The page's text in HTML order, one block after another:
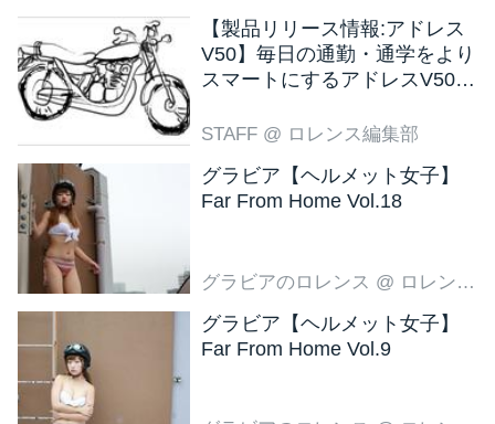
【製品リリース情報:アドレス
V50】毎日の通勤・通学をより
スマートにするアドレスV50
STAFF @ ロレンス編集部
グラビア【ヘルメット女子】
Far From Home Vol.18
グラビアのロレンス @ ロレンス編集部
グラビア【ヘルメット女子】
Far From Home Vol.9